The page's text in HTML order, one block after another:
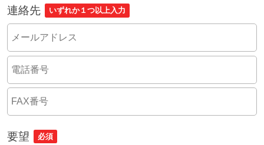
連絡先 いずれか１つ以上入力
要望 必須